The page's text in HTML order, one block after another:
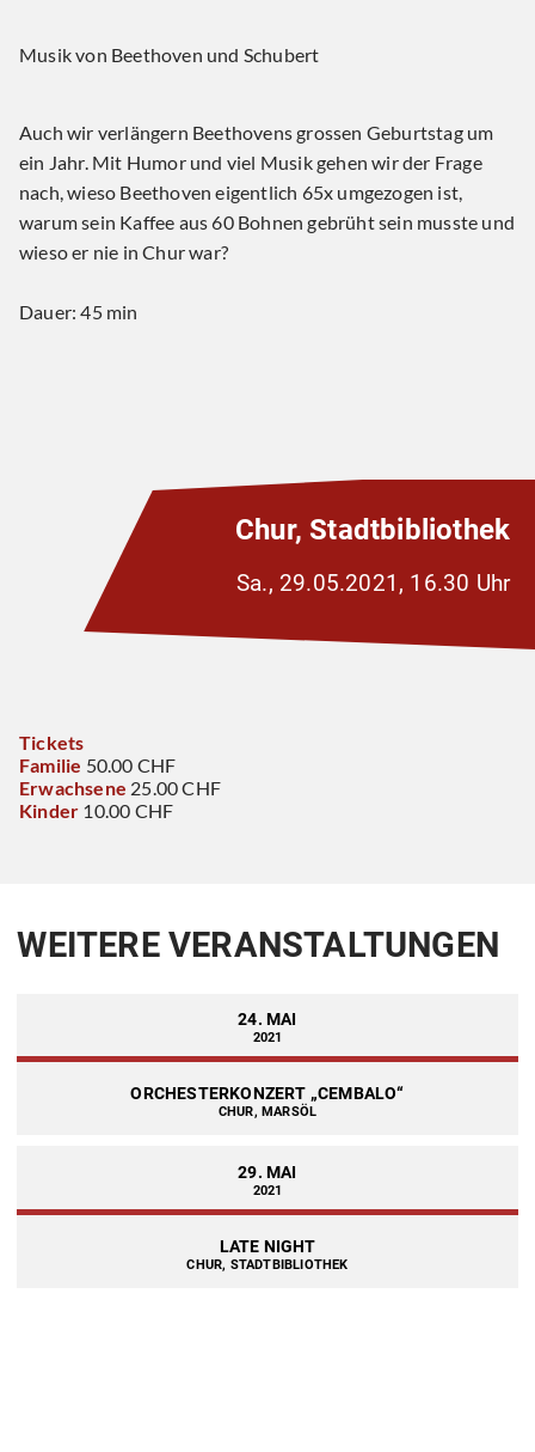
Musik von Beethoven und Schubert
Auch wir verlängern Beethovens grossen Geburtstag um
ein Jahr. Mit Humor und viel Musik gehen wir der Frage
nach, wieso Beethoven eigentlich 65x umgezogen ist,
warum sein Kaffee aus 60 Bohnen gebrüht sein musste und
wieso er nie in Chur war?
Dauer: 45 min
Chur, Stadtbibliothek
Sa., 29.05.2021, 16.30 Uhr
Tickets
Familie 50.00 CHF
Erwachsene 25.00 CHF
Kinder 10.00 CHF
WEITERE VERANSTALTUNGEN
24. MAI
2021
ORCHESTERKONZERT „CEMBALO“
CHUR, MARSÖL
29. MAI
2021
LATE NIGHT
CHUR, STADTBIBLIOTHEK